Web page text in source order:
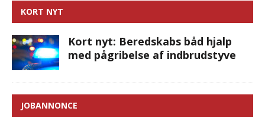
KORT NYT
Kort nyt: Beredskabs båd hjalp
med pågribelse af indbrudstyve
JOBANNONCE